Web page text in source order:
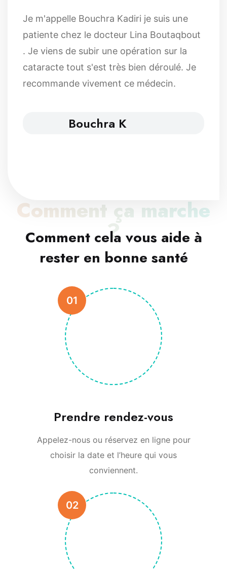
Je m'appelle Bouchra Kadiri je suis une
patiente chez le docteur Lina Boutaqbout
. Je viens de subir une opération sur la
cataracte tout s'est très bien déroulé. Je
recommande vivement ce médecin.
Bouchra K
Comment ça marche
?
Comment cela vous aide à
rester en bonne santé
01
Prendre rendez-vous
Appelez-nous ou réservez en ligne pour
choisir la date et l’heure qui vous
conviennent.
02